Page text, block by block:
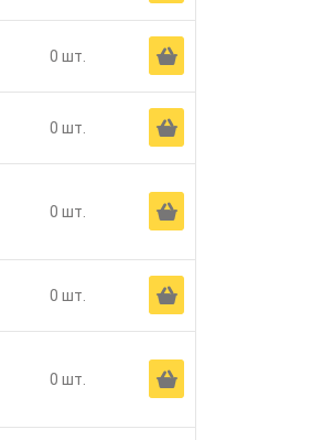
0 шт. Ä
0 шт. Ä
0 шт. Ä
0 шт. Ä
0 шт. Ä